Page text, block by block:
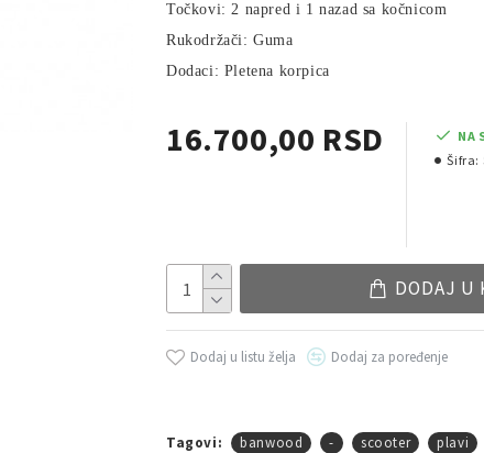
Točkovi: 2 napred i 1 nazad sa kočnicom
Rukodržači: Guma
Dodaci: Pletena korpica
16.700,00 RSD
NA
Šifra:
DODAJ U
Dodaj u listu želja Dodaj za poređenje
Tagovi: banwood - scooter plavi